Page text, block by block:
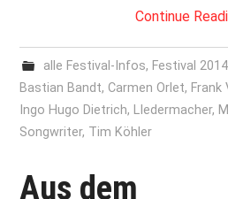
Continue
alle Festival-Infos, Festival 2014
Bastian Bandt,Carmen Orlet, Frank
Ingo Hugo Dietrich, LIedermacher,
Songwriter, Tim Köhler
Aus dem